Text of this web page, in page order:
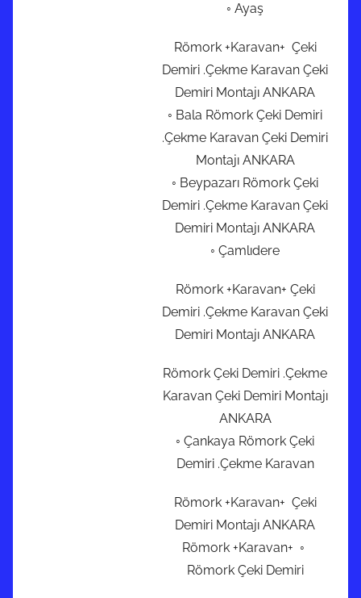
◦ Ayaş
Römork +Karavan+ Çeki
Demiri .Çekme Karavan Çeki
Demiri Montajı ANKARA
◦ Bala Römork Çeki Demiri
.Çekme Karavan Çeki Demiri
Montajı ANKARA
◦ Beypazarı Römork Çeki
Demiri .Çekme Karavan Çeki
Demiri Montajı ANKARA
◦ Çamlıdere
Römork +Karavan+ Çeki
Demiri .Çekme Karavan Çeki
Demiri Montajı ANKARA
Römork Çeki Demiri .Çekme
Karavan Çeki Demiri Montajı
ANKARA
◦ Çankaya Römork Çeki
Demiri .Çekme Karavan
Römork +Karavan+ Çeki
Demiri Montajı ANKARA
Römork +Karavan+ ◦
Römork Çeki Demiri